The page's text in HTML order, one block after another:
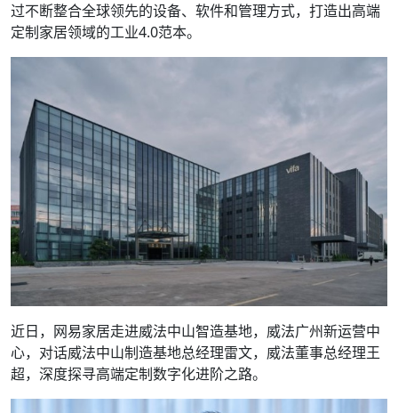
过不断整合全球领先的设备、软件和管理方式，打造出高端
定制家居领域的工业4.0范本。
近日，网易家居走进威法中山智造基地，威法广州新运营中
心，对话威法中山制造基地总经理雷文，威法董事总经理王
超，深度探寻高端定制数字化进阶之路。